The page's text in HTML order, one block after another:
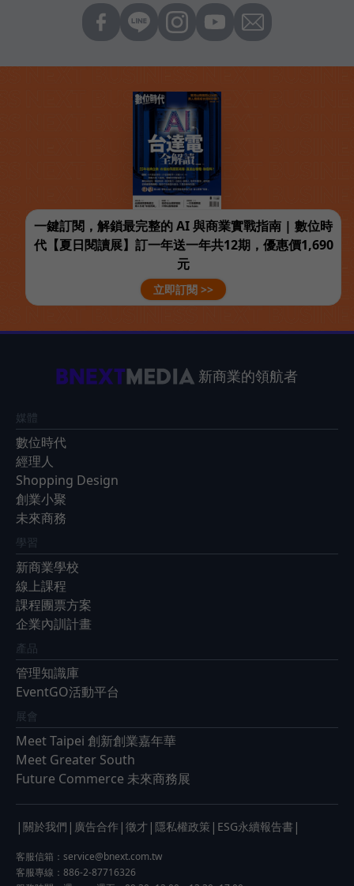
一鍵訂閱，解鎖最完整的 AI 與商業實戰指南 | 數位時
代【夏日閱讀展】訂一年送一年共12期，優惠價1,690
元
立即訂閱 >>
新商業的領航者
媒體
數位時代
經理人
Shopping Design
創業小聚
未來商務
學習
新商業學校
線上課程
課程團票方案
企業內訓計畫
產品
管理知識庫
EventGO活動平台
展會
Meet Taipei 創新創業嘉年華
Meet Greater South
Future Commerce 未來商務展
| 關於我們 | 廣告合作 | 徵才 | 隱私權政策 | ESG永續報告書 |
客服信箱： service@bnext.com.tw
客服專線：886-2-87716326